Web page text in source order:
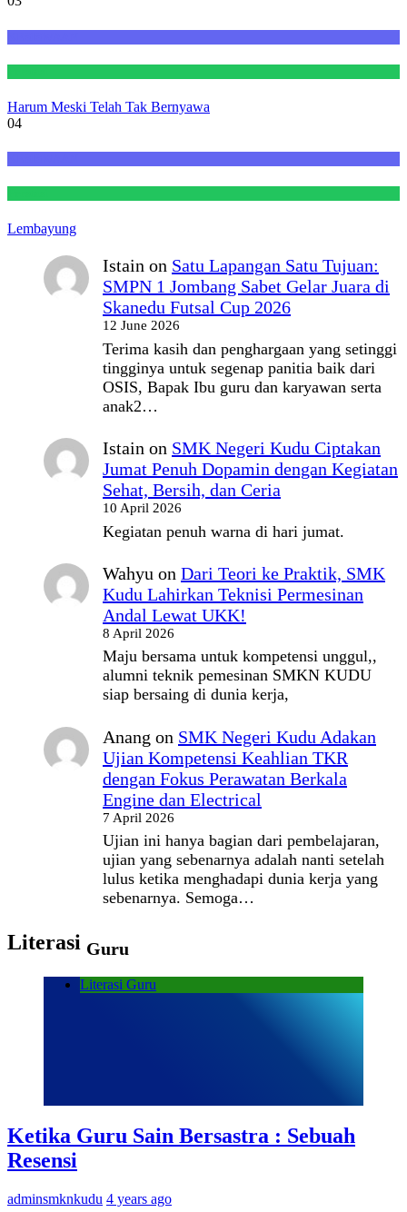
Harum Meski Telah Tak Bernyawa
04
Lembayung
Istain on Satu Lapangan Satu Tujuan:
SMPN 1 Jombang Sabet Gelar Juara di
Skanedu Futsal Cup 2026
12 June 2026
Terima kasih dan penghargaan yang setinggi
tingginya untuk segenap panitia baik dari
OSIS, Bapak Ibu guru dan karyawan serta
anak2…
Istain on SMK Negeri Kudu Ciptakan
Jumat Penuh Dopamin dengan Kegiatan
Sehat, Bersih, dan Ceria
10 April 2026
Kegiatan penuh warna di hari jumat.
Wahyu on Dari Teori ke Praktik, SMK
Kudu Lahirkan Teknisi Permesinan
Andal Lewat UKK!
8 April 2026
Maju bersama untuk kompetensi unggul,,
alumni teknik pemesinan SMKN KUDU
siap bersaing di dunia kerja,
Anang on SMK Negeri Kudu Adakan
Ujian Kompetensi Keahlian TKR
dengan Fokus Perawatan Berkala
Engine dan Electrical
7 April 2026
Ujian ini hanya bagian dari pembelajaran,
ujian yang sebenarnya adalah nanti setelah
lulus ketika menghadapi dunia kerja yang
sebenarnya. Semoga…
Literasi Guru
Literasi Guru
Ketika Guru Sain Bersastra : Sebuah
Resensi
adminsmknkudu 4 years ago